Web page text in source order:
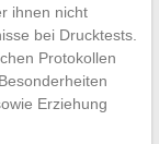
ihnen nicht
bei Drucktests.
Protokollen
Erziehung